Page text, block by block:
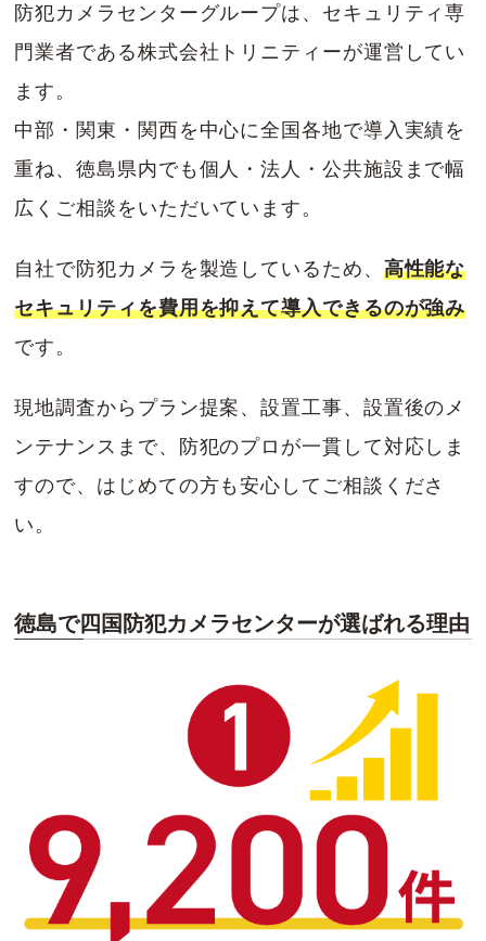
防犯カメラセンターグループは、セキュリティ専
門業者である株式会社トリニティーが運営してい
ます。
中部・関東・関西を中心に全国各地で導入実績を
重ね、徳島県内でも個人・法人・公共施設まで幅
広くご相談をいただいています。
自社で防犯カメラを製造しているため、 高性能な
セキュリティを費用を抑えて導入できるのが強み
です。
現地調査からプラン提案、設置工事、設置後のメ
ンテナンスまで、防犯のプロが一貫して対応しま
すので、はじめての方も安心してご相談くださ
い。
徳島で四国防犯カメラセンターが選ばれる理由